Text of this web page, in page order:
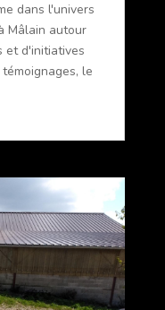
dans l'univers
Mâlain autour
et d'initiatives
le